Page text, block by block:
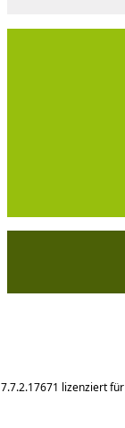
7.7.2.17671 lizenziert für